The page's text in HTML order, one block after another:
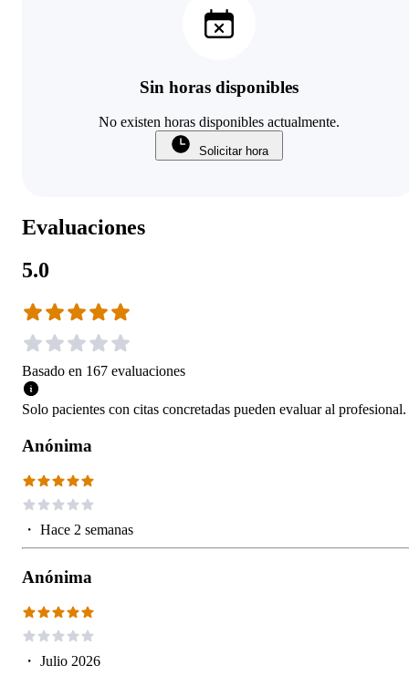
Sin horas disponibles
No existen horas disponibles actualmente.
Solicitar hora
Evaluaciones
5.0
Basado en 167 evaluaciones
Solo pacientes con citas concretadas pueden evaluar al profesional.
Anónima
・ Hace 2 semanas
Anónima
・ Julio 2026